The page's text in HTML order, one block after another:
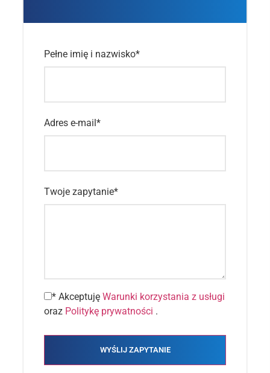
Pełne imię i nazwisko*
Adres e-mail*
Twoje zapytanie*
* Akceptuję Warunki korzystania z usługi
oraz Politykę prywatności .